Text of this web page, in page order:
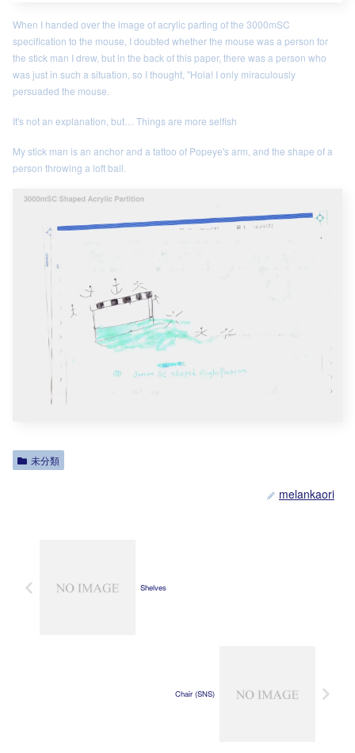
When I handed over the image of acrylic parting of the 3000mSC
specification to the mouse, I doubted whether the mouse was a person for
the stick man I drew, but in the back of this paper, there was a person who
was just in such a situation, so I thought, "Hola! I only miraculously
persuaded the mouse.
It's not an explanation, but… Things are more selfish
My stick man is an anchor and a tattoo of Popeye's arm, and the shape of a
person throwing a loft ball.
未分類
melankaori
Shelves
Chair (SNS)